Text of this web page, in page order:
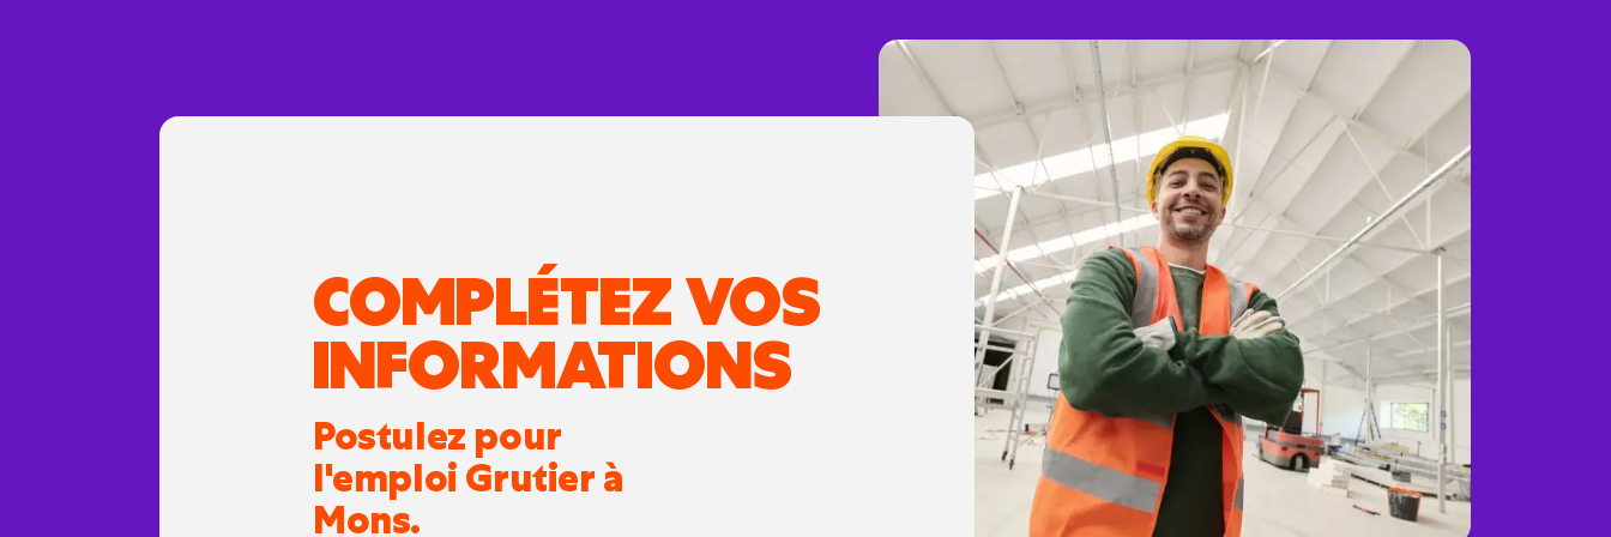
COMPLÉTEZ VOS
INFORMATIONS
Postulez pour
l'emploi Grutier à
Mons.